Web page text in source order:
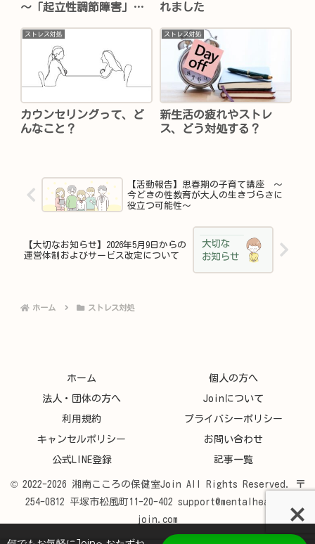
～「起立性調節障害」と
の対応法について～
れました
ストレス対処
カウンセリングって、ど
んなこと？
ストレス対処
新生活の疲れやストレ
ス、どう対処する？
【活動報告】思春期の子育て講座 ～
今どきの性教育が大人の生きづらさに
役立つ可能性～
【大切なお知らせ】2026年5月9日からの
運営体制およびサービス改定について
ホーム ストレス対処
ホーム 個人の方へ
法人・団体の方へ Joinについて
利用規約 プライバシーポリシー
キャンセルポリシー お問い合わせ
公式LINE登録 記事一覧
© 2022-2026 湘南こころの保健室Join All Rights Reserved. 〒
254-0812 平塚市松風町11-20-402 support@mentalhealth-
join.com